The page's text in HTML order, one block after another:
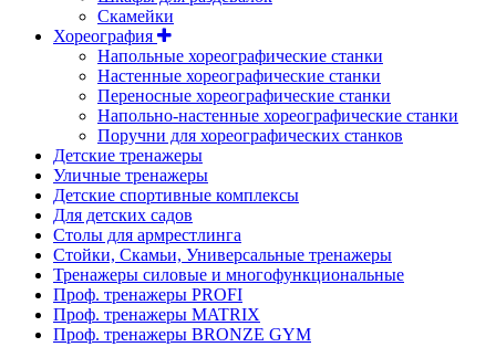
Скамейки
Хореография
Напольные хореографические станки
Настенные хореографические станки
Переносные хореографические станки
Напольно-настенные хореографические станки
Поручни для хореографических станков
Детские тренажеры
Уличные тренажеры
Детские спортивные комплексы
Для детских садов
Столы для армрестлинга
Стойки, Скамьи, Универсальные тренажеры
Тренажеры силовые и многофункциональные
Проф. тренажеры PROFI
Проф. тренажеры MATRIX
Проф. тренажеры BRONZE GYM